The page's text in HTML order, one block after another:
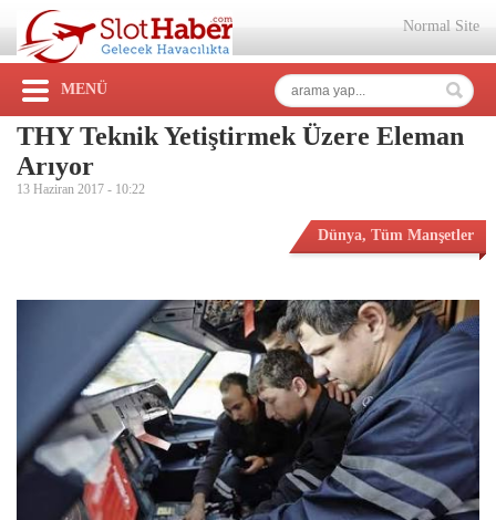
Normal Site
MENÜ
THY Teknik Yetiştirmek Üzere Eleman
Arıyor
13 Haziran 2017 - 10:22
Dünya, Tüm Manşetler